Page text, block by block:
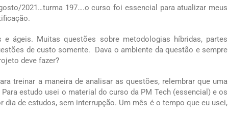
2021…turma 197….o curso foi essencial para atualizar meus
e ágeis. Muitas questões sobre metodologias híbridas, partes
de custo somente. Dava o ambiente da questão e sempre
deve fazer?
treinar a maneira de analisar as questões, relembrar que uma
estudo usei o material do curso da PM Tech (essencial) e os
dia de estudos, sem interrupção. Um mês é o tempo que eu usei,